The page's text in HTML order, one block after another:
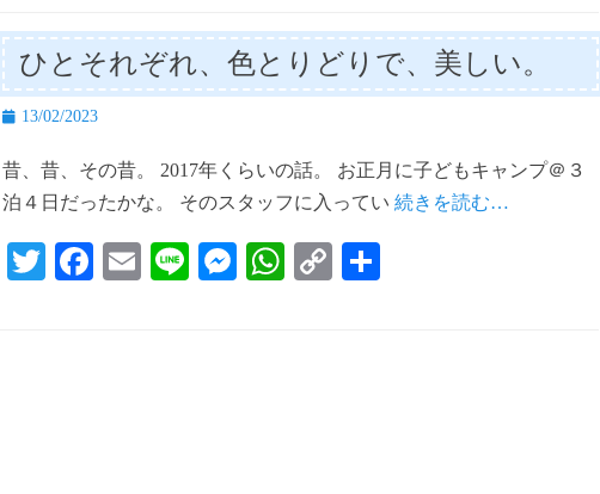
ひとそれぞれ、色とりどりで、美しい。
投
日
13/02/2023
昔、昔、その昔。 2017年くらいの話。 お正月に子どもキャンプ＠３
泊４日だったかな。 そのスタッフに入ってい 続きを読む…
T Fa E Li M W C 共